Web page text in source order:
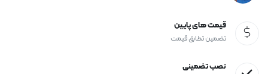
قیمت های پایین
تضمین تطابق قیمت
نصب تضمینی